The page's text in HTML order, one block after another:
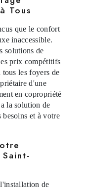
Tous
que le confort
inaccessible.
solutions de
prix compétitifs
les foyers de
d'une
en copropriété
la solution de
besoins et à votre
de